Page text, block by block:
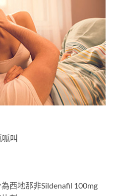
呱叫
西地那非Sildenafil 100mg